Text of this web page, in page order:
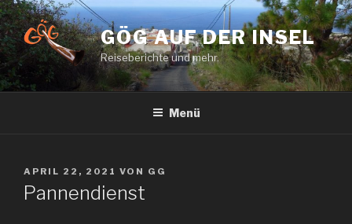
Zum
Inhalt
springen
GÖG AUF DER INSEL
Reiseberichte und mehr.
Menü
VERÖFFENTLICHT
AM
APRIL 22, 2021 VON GG
Pannendienst